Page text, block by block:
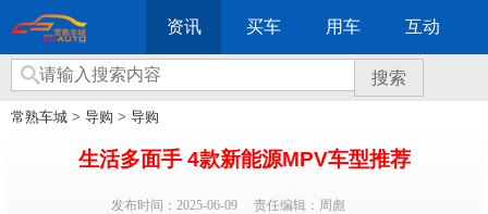
资讯 买车 用车 互动
搜索
常熟车城 > 导购 > 导购
生活多面手 4款新能源MPV车型推荐
发布时间：2025-06-09 责任编辑：周彪